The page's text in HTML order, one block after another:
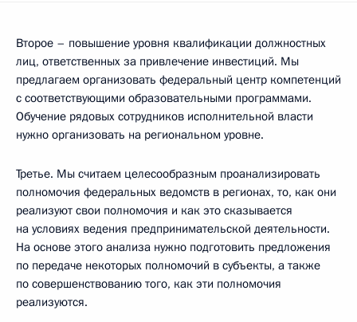
Второе – повышение уровня квалификации должностных
лиц, ответственных за привлечение инвестиций. Мы
предлагаем организовать федеральный центр компетенций
с соответствующими образовательными программами.
Обучение рядовых сотрудников исполнительной власти
нужно организовать на региональном уровне.
Третье. Мы считаем целесообразным проанализировать
полномочия федеральных ведомств в регионах, то, как они
реализуют свои полномочия и как это сказывается
на условиях ведения предпринимательской деятельности.
На основе этого анализа нужно подготовить предложения
по передаче некоторых полномочий в субъекты, а также
по совершенствованию того, как эти полномочия
реализуются.